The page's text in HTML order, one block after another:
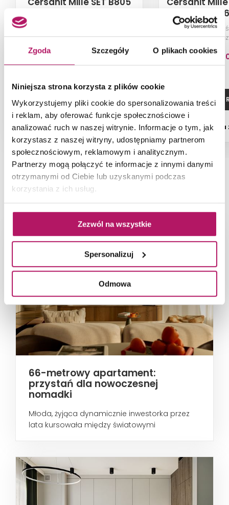
Zgoda Szczegóły O plikach cookies
Niniejsza strona korzysta z plików cookie
Wykorzystujemy pliki cookie do spersonalizowania treści
i reklam, aby oferować funkcje społecznościowe i
analizować ruch w naszej witrynie. Informacje o tym, jak
korzystasz z naszej witryny, udostępniamy partnerom
społecznościowym, reklamowym i analitycznym.
Partnerzy mogą połączyć te informacje z innymi danymi
otrzymanymi od Ciebie lub uzyskanymi podczas
korzystania z ich usług.
Zezwól na wszystkie
Spersonalizuj
Odmowa
ścianką, szkło przezroczyste,
profile czarne, 100x90x30x200 cm
2 864,00 PLN
ZOBACZ PRODUKT
Dostępność:na zamówienie
176
Kabina walk-in
szkło
czarne,
1
ZOBACZ
Dostępność:
NAJNOWSZE ARTYKUŁY
66-metrowy apartament:
przystań dla nowoczesnej
nomadki
Młoda, żyjąca dynamicznie inwestorka przez
lata kursowała między światowymi